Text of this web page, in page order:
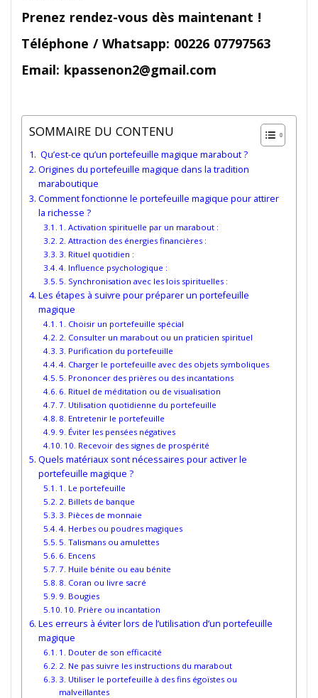
Prenez rendez-vous dès maintenant !
Téléphone / Whatsapp: 00226 07797563
Email: kpassenon2@gmail.com
SOMMAIRE DU CONTENU
Qu’est-ce qu’un portefeuille magique marabout ?
Origines du portefeuille magique dans la tradition
maraboutique
Comment fonctionne le portefeuille magique pour attirer
la richesse ?
1. Activation spirituelle par un marabout :
2. Attraction des énergies financières :
3. Rituel quotidien :
4. Influence psychologique :
5. Synchronisation avec les lois spirituelles :
Les étapes à suivre pour préparer un portefeuille
magique
1. Choisir un portefeuille spécial
2. Consulter un marabout ou un praticien spirituel
3. Purification du portefeuille
4. Charger le portefeuille avec des objets symboliques
5. Prononcer des prières ou des incantations
6. Rituel de méditation ou de visualisation
7. Utilisation quotidienne du portefeuille
8. Entretenir le portefeuille
9. Éviter les pensées négatives
10. Recevoir des signes de prospérité
Quels matériaux sont nécessaires pour activer le
portefeuille magique ?
1. Le portefeuille
2. Billets de banque
3. Pièces de monnaie
4. Herbes ou poudres magiques
5. Talismans ou amulettes
6. Encens
7. Huile bénite ou eau bénite
8. Coran ou livre sacré
9. Bougies
10. Prière ou incantation
Les erreurs à éviter lors de l’utilisation d’un portefeuille
magique
1. Douter de son efficacité
2. Ne pas suivre les instructions du marabout
3. Utiliser le portefeuille à des fins égoïstes ou
malveillantes